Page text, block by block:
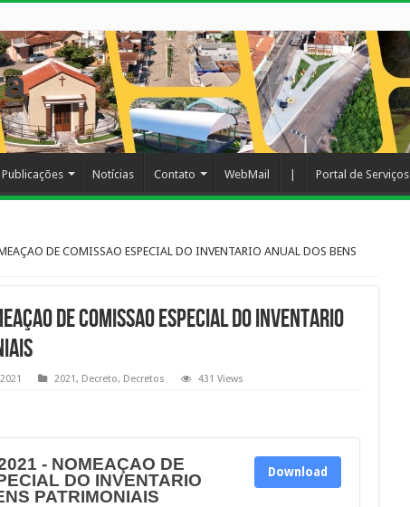
Publicações Notícias Contato WebMail Portal de Serviços
DE COMISSAO ESPECIAL DO INVENTARIO ANUAL DOS BENS
DE COMISSAO ESPECIAL DO INVENTARIO
2021, Decreto, Decretos 431 Views
- NOMEAÇAO DE
DO INVENTARIO
PATRIMONIAIS
Download